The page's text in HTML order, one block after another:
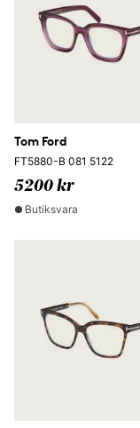
Tom Ford
FT5880-B 081 5122
5200 kr
Butiksvara